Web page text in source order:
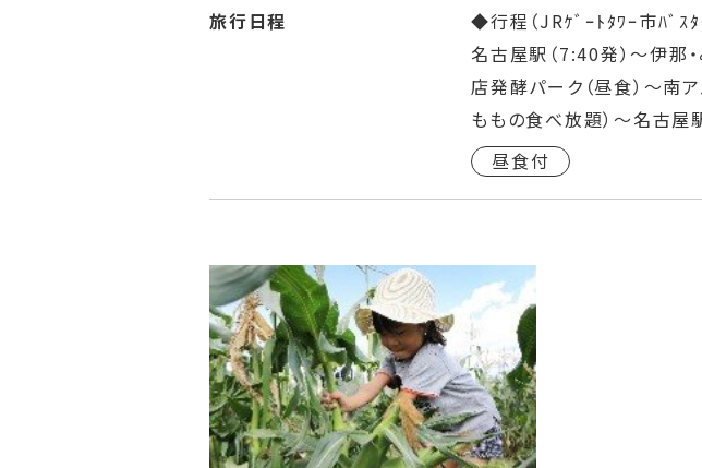
旅行日程
◆行程（JRｹﾞｰﾄﾀﾜｰ市ﾊﾞｽ
名古屋駅（7:40発）～伊那
店発酵パーク（昼食）～南
ももの食べ放題）～名古屋
昼食付